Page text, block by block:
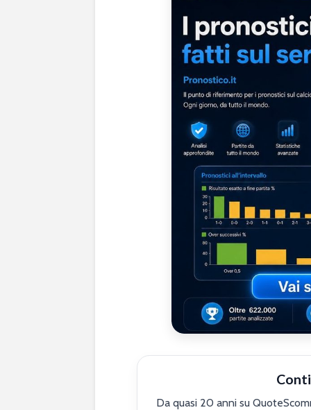
Da quasi 20 anni su